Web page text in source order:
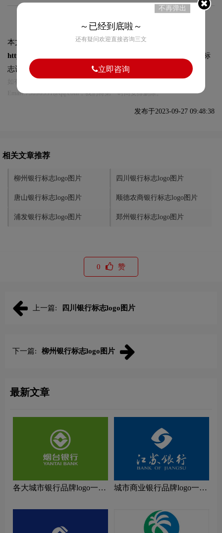
本文标题和链接
遂宁银行标志logo图片:
https://logo9.net/works/11598.html
转载时请注明出处为诗宸标
志设计及本链接!
Email:75696531@qq.com，我们将第一时间安排删除。
发布于2023-09-27 09:48:38
相关文章推荐
柳州银行标志logo图片 四川银行标志logo图片
唐山银行标志logo图片 顺德农商银行标志logo图片
浦发银行标志logo图片 郑州银行标志logo图片
0 赞
上一篇: 四川银行标志logo图片
下一篇: 柳州银行标志logo图片
最新文章
各大城市银行品牌logo一
城市商业银行品牌logo一
不再弹出
～已经到底啦～
还有疑问欢迎直接咨询三文
立即咨询